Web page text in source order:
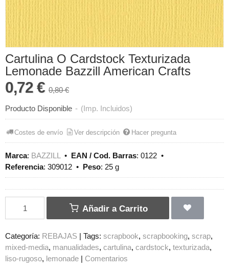
Cartulina O Cardstock Texturizada
Lemonade Bazzill American Crafts
0,72 € 0,80 €
Producto Disponible - (Imp. Incluidos)
Costes de envío Ver descripción Hacer pregunta
Marca: BAZZILL• EAN / Cod. Barras: 0122 •
Referencia: 309012 • Peso: 25 g
Añadir a Carrito
Categoría: REBAJAS Tags: scrapbook scrapbooking scrap
mixed-media manualidades cartulina cardstock texturizada
liso-rugoso
lemonade Comentarios